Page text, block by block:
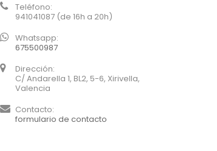
Teléfono:
941041087 (de 16h a 20h)
Whatsapp:
675500987
Dirección:
C/ Andarella 1, BL2, 5-6, Xirivella,
Valencia
Contacto:
formulario de contacto